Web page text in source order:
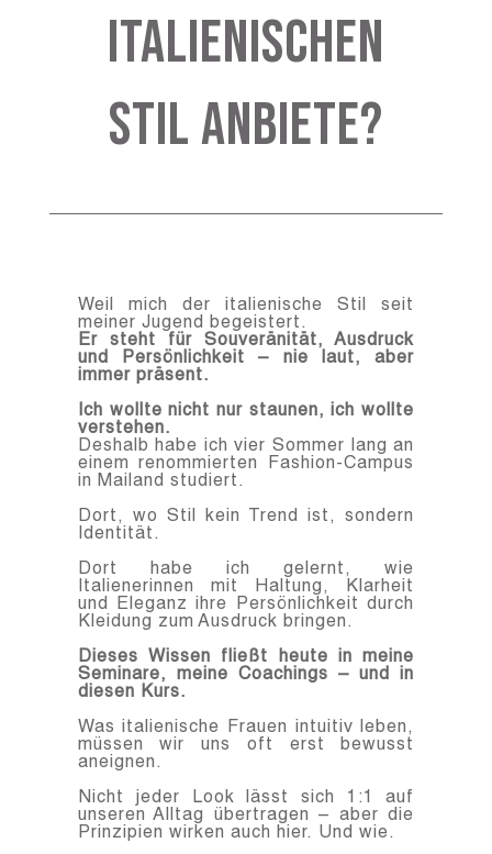
italienischen
Stil anbiete?
Weil mich der italienische Stil seit
meiner Jugend begeistert.
Er steht für Souveränität, Ausdruck
und Persönlichkeit – nie laut, aber
immer präsent.
Ich wollte nicht nur staunen, ich wollte
verstehen.
Deshalb habe ich vier Sommer lang an
einem renommierten Fashion-Campus
in Mailand studiert.
Dort, wo Stil kein Trend ist, sondern
Identität.
Dort habe ich gelernt, wie
Italienerinnen mit Haltung, Klarheit
und Eleganz ihre Persönlichkeit durch
Kleidung zum Ausdruck bringen.
Dieses Wissen fließt heute in meine
Seminare, meine Coachings – und in
diesen Kurs.
Was italienische Frauen intuitiv leben,
müssen wir uns oft erst bewusst
aneignen.
Nicht jeder Look lässt sich 1:1 auf
unseren Alltag übertragen – aber die
Prinzipien wirken auch hier. Und wie.